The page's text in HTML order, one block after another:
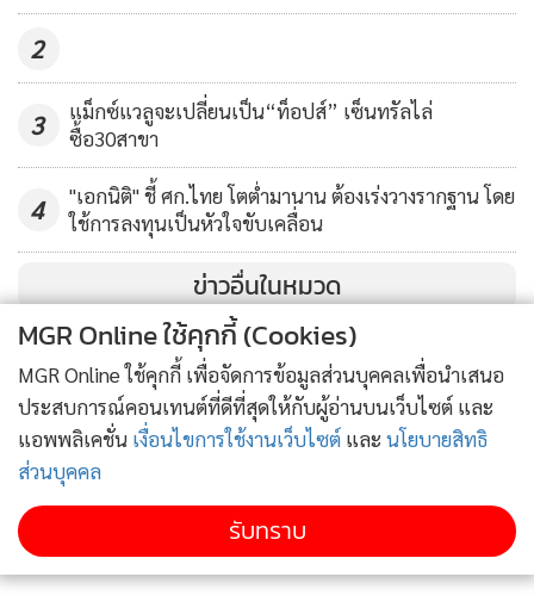
บาท รวมกับการขายสุทธิ 3,291 ล้านบาทในไตรมาส 3 ทำให้ ณ
สิ้นไตรมาส 3 ปี 2568 นักลงทุนต่างชาติมีการถือครองตราสาร
หนี้ไทยเท่ากับ 8.8 แสนล้านบาท คิดเป็นสัดส่วน 5% ของมูลค่า
คงค้างตลาดตราสารหนี้ไทย โดยตราสารหนี้ไทยที่ต่างชาติถือ
ในช่วง 9 เดือนแรกของปี 2568 อัตราผลตอบแทนพันธบัตร
รัฐบาลไทย (Bond Yield) ปรับตัวลดลงทั้งเส้นในทิศทางเดียวกับ
การปรับลดอัตราดอกเบี้ยนโยบายของไทยในปี 2568 รวม 3 ครั้ง
0.75% มาอยู่ที่ระดับ 1.50% ส่งผลให้ Bond yield ไทยรุ่นอายุ 2
ปี 5 ปี และ10 ปี ปรับตัวลดลง 86-88 bps. จากสิ้นปี 2567 มาอยู่
ที่ระดับ 1.16%, 1.22% และ 1.42% ตามลำดับ ณ สิ้นไตรมาส 3
ปี 2568 และอัตราผลตอบแทนตราสารหนี้ภาคเอกชนปรับตัวลด
ลงในทิศทางเดียวกับอัตราผลตอบแทนพันธบัตรรัฐบาล: ในช่วง 9
เดือนแรกของปี 2568 อัตราผลตอบแทนของหุ้นกู้รุ่นอายุ 5 ปี
ของหุ้นกู้กลุ่ม AAA AA A และ BBB+ ปรับตัวลดลง 72-110 bps.
มาอยู่ที่ระดับ 1.71% 2.17% 2.55% และ 3.92% ตามลำดับ ณ
2
3
แม็กซ์แวลูจะเปลี่ยนเป็น“ท็อปส์” เซ็นทรัลไล่
ซื้อ30สาขา
4
"เอกนิติ" ชี้ ศก.ไทย โตต่ำมานาน ต้องเร่งวางรากฐาน โดย
ใช้การลงทุนเป็นหัวใจขับเคลื่อน
ข่าวอื่นในหมวด
MGR Online ใช้คุกกี้ (Cookies)
MGR Online ใช้คุกกี้ เพื่อจัดการข้อมูลส่วนบุคคลเพื่อนำเสนอ
ประสบการณ์คอนเทนต์ที่ดีที่สุดให้กับผู้อ่านบนเว็บไซต์ และ
แอพพลิเคชั่น เงื่อนไขการใช้งานเว็บไซต์ และ นโยบายสิทธิ
ส่วนบุคคล
รับทราบ